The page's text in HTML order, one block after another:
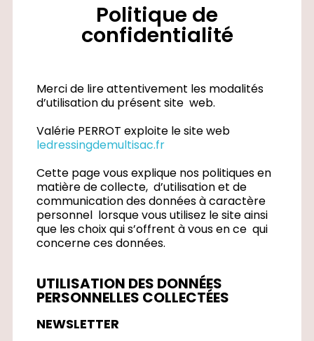
Politique de
confidentialité
Merci de lire attentivement les modalités
d’utilisation du présent site web.
Valérie PERROT exploite le site web
ledressingdemultisac.fr
Cette page vous explique nos politiques en
matière de collecte, d’utilisation et de
communication des données à caractère
personnel lorsque vous utilisez le site ainsi
que les choix qui s’offrent à vous en ce qui
concerne ces données.
UTILISATION DES DONNÉES
PERSONNELLES COLLECTÉES
NEWSLETTER